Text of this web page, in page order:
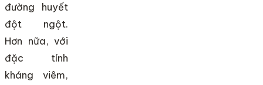
đường huyết
đột ngột.
Hơn nữa, với
đặc tính
kháng viêm,